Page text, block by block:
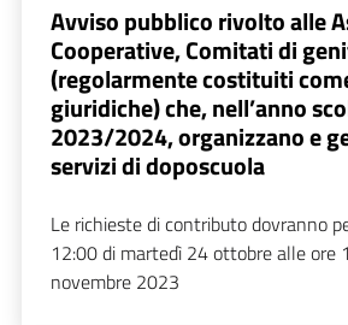
Avviso pubblico rivolto alle
Cooperative, Comitati di
(regolarmente costituiti
giuridiche) che, nell’anno
2023/2024, organizzano e
servizi di doposcuola
Le richieste di contributo dovranno
12:00 di martedì 24 ottobre alle ore
novembre 2023